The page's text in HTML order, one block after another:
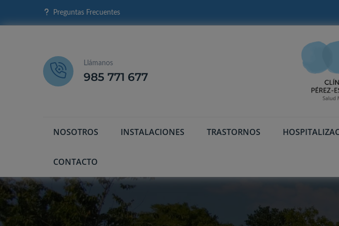
Preguntas Frecuentes
Llámanos
985 771 677
NOSOTROS INSTALACIONES TRASTORNOS
CONTACTO